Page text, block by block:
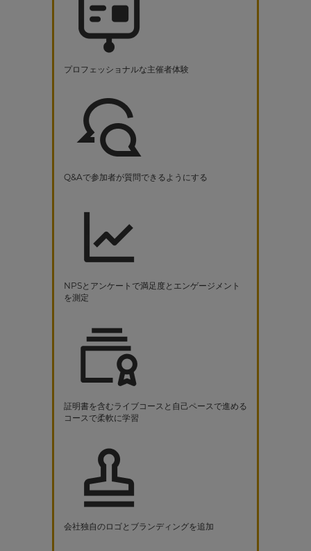
プロフェッショナルな主催者体験
Q&Aで参加者が質問できるようにする
NPSとアンケートで満足度とエンゲージメント
を測定
証明書を含むライブコースと自己ペースで進める
コースで柔軟に学習
会社独自のロゴとブランディングを追加